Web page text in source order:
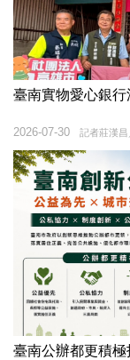
臺南實物愛心銀
記者莊漢
2026-07-30
臺南公辦都更積